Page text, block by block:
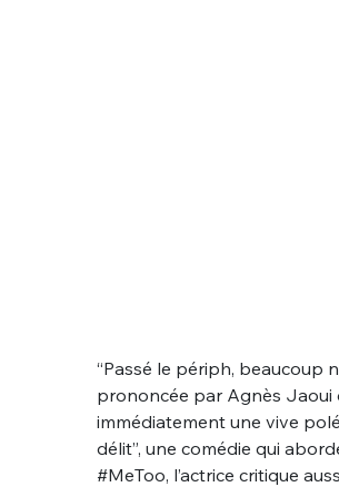
“Passé le périph, beaucoup
prononcée par Agnès Jaoui
immédiatement une vive
délit”, une comédie qui
#MeToo, l’actrice critique